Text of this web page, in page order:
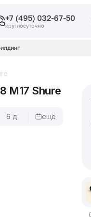
+7 (495) 032-67-50
круглосуточно
M17 Shure
6 д ещё